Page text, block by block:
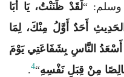
وسلم: “لَقَدْ ظَنَنْتُ، يَا أَبَا
أَحَدٌ أَوَّلُ مِنْكَ، لِمَا
النَّاسِ بِشَفَاعَتِي يَوْمَ
خَالِصًا مِنْ قِبَلِ نَفْسِهِ“
4
.